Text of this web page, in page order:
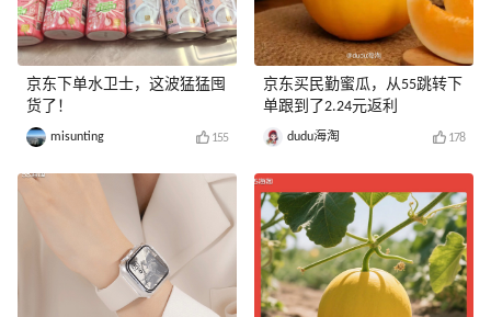
京东下单水卫士，这波猛猛囤
货了！
misunting 155
京东买民勤蜜瓜，从55跳转下
单跟到了2.24元返利
dudu海淘 178